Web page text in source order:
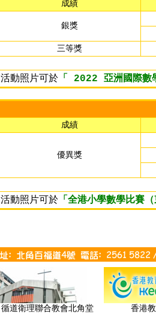
成績
銀獎
三等獎
活動照片可於 「 2022 亞洲國際數
成績
優異獎
活動照片可於 「全港小學數學比賽
循道衛理聯合教會北角堂 香港